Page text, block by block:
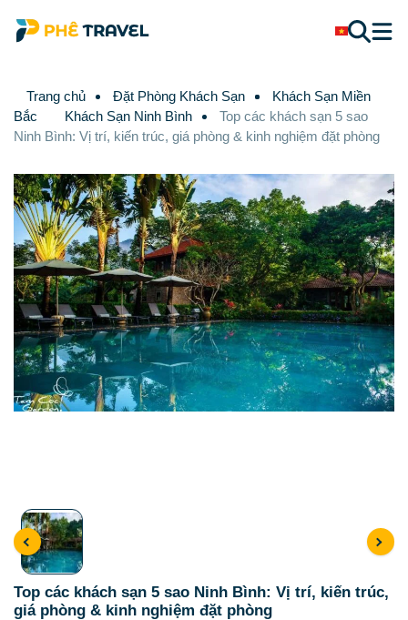
Trang chủ Đặt Phòng Khách Sạn
Khách Sạn Miền
Bắc
Khách Sạn Ninh Bình
Top các khách sạn 5 sao
Ninh Bình: Vị trí, kiến trúc, giá phòng & kinh nghiệm đặt phòng
Top các khách sạn 5 sao Ninh Bình: Vị trí, kiến trúc,
giá phòng & kinh nghiệm đặt phòng